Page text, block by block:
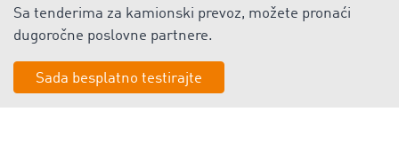
Sa tenderima za kamionski prevoz, možete pronaći
dugoročne poslovne partnere.
Sada besplatno testirajte